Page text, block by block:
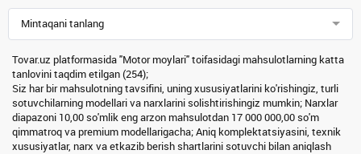
Mintaqani tanlang
Tovar.uz platformasida "Motor moylari" toifasidagi mahsulotlarning katta
tanlovini taqdim etilgan (254);
Siz har bir mahsulotning tavsifini, uning xususiyatlarini ko'rishingiz, turli
sotuvchilarning modellari va narxlarini solishtirishingiz mumkin; Narxlar
diapazoni 10,00 so'mlik eng arzon mahsulotdan 17 000 000,00 so'm
qimmatroq va premium modellarigacha; Aniq komplektatsiyasini, texnik
xususiyatlar, narx va etkazib berish shartlarini sotuvchi bilan aniqlash